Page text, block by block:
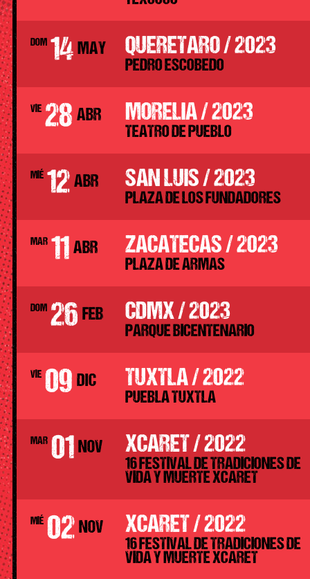
DOM 14 MAY QUERETARO / 2023
PEDRO ESCOBEDO
VIE 28 ABR MORELIA / 2023
TEATRO DE PUEBLO
MIÉ 12 ABR SAN LUIS / 2023
PLAZA DE LOS FUNDADORES
MAR 11 ABR ZACATECAS / 2023
PLAZA DE ARMAS
DOM 26 FEB CDMX / 2023
PARQUE BICENTENARIO
VIE 09 DIC TUXTLA / 2022
PUEBLA TUXTLA
MAR 01 NOV XCARET / 2022
16 FESTIVAL DE TRADICIONES DE
VIDA Y MUERTE XCARET
MIÉ 02 NOV XCARET / 2022
16 FESTIVAL DE TRADICIONES DE
VIDA Y MUERTE XCARET